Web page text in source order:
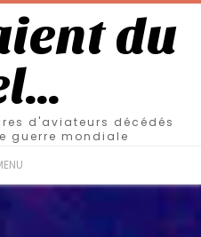
du
d'aviateurs décédés
guerre mondiale